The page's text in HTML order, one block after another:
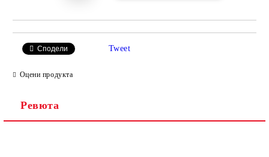
Сподели Tweet
Оцени продукта
Ревюта